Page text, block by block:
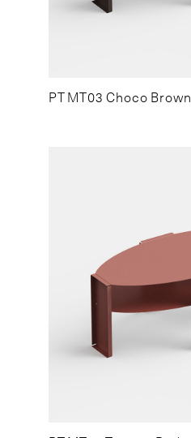
PT MT03 Choco Brown